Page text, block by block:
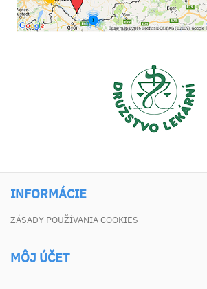
INFORMÁCIE
ZÁSADY POUŽÍVANIA COOKIES
MÔJ ÚČET